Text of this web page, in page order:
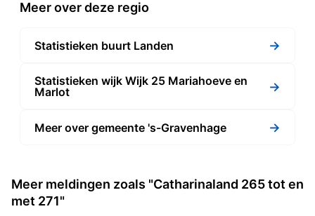
Meer over deze regio
Statistieken buurt Landen →
Statistieken wijk Wijk 25 Mariahoeve en
Marlot
→
Meer over gemeente 's-Gravenhage →
Meer meldingen zoals "Catharinaland 265 tot en
met 271"